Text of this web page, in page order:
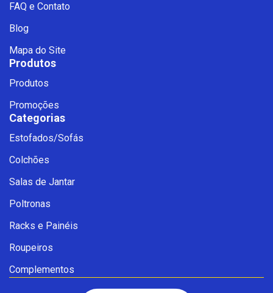
FAQ e Contato
Blog
Mapa do Site
Produtos
Produtos
Promoções
Categorias
Estofados/Sofás
Colchões
Salas de Jantar
Poltronas
Racks e Painéis
Roupeiros
Complementos